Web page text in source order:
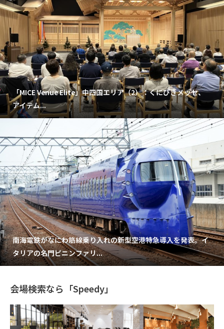
「MICE Venue Elite」中四国エリア（2）：くにびきメッセ、
アイテム...
南海電鉄がなにわ筋線乗り入れの新型空港特急導入を発表。イ
タリアの名門ピニンファリ...
会場検索なら「Speedy」